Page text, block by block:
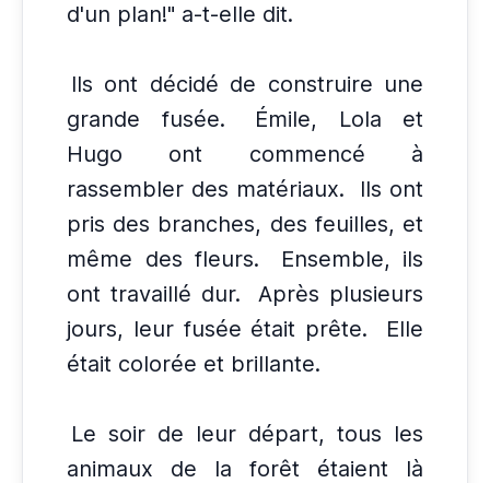
d'un plan!" a-t-elle dit.
Ils ont décidé de construire une
grande fusée.
Émile, Lola et
Hugo ont commencé à
rassembler des matériaux.
Ils ont
pris des branches, des feuilles, et
même des fleurs.
Ensemble, ils
ont travaillé dur.
Après plusieurs
jours, leur fusée était prête.
Elle
était colorée et brillante.
Le soir de leur départ, tous les
animaux de la forêt étaient là